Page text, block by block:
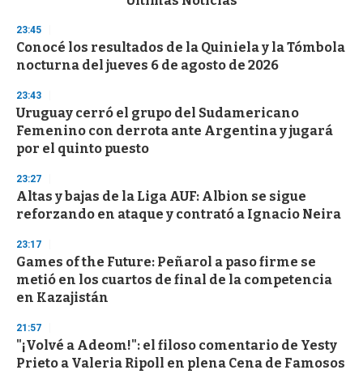
d
s
o
f
3
s
e
c
o
d
s
23:45
Conocé los resultados de la Quiniela y la Tómbola
nocturna del jueves 6 de agosto de 2026
23:43
Uruguay cerró el grupo del Sudamericano
Femenino con derrota ante Argentina y jugará
por el quinto puesto
23:27
Altas y bajas de la Liga AUF: Albion se sigue
reforzando en ataque y contrató a Ignacio Neira
23:17
Games of the Future: Peñarol a paso firme se
metió en los cuartos de final de la competencia
en Kazajistán
21:57
"¡Volvé a Adeom!": el filoso comentario de Yesty
Prieto a Valeria Ripoll en plena Cena de Famosos